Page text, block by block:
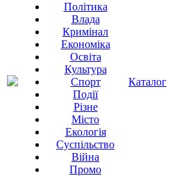
Політика
Влада
Кримінал
Економіка
Освіта
Культура
Спорт
Події
Різне
Місто
Екологія
Суспільство
Війна
Промо
Каталог